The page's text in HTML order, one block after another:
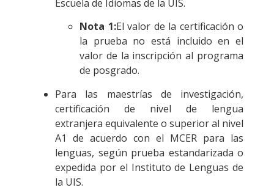
Escuela de Idiomas de la UIS.
Nota 1:El valor de la certificación o
la prueba no está incluido en el
valor de la inscripción al programa
de posgrado.
Para las maestrías de investigación,
certificación de nivel de lengua
extranjera equivalente o superior al nivel
A1 de acuerdo con el MCER para las
lenguas, según prueba estandarizada o
expedida por el Instituto de Lenguas de
la UIS.